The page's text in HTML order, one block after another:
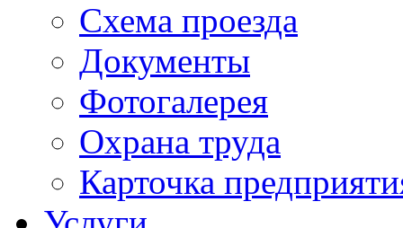
Схема проезда
Документы
Фотогалерея
Охрана труда
Карточка